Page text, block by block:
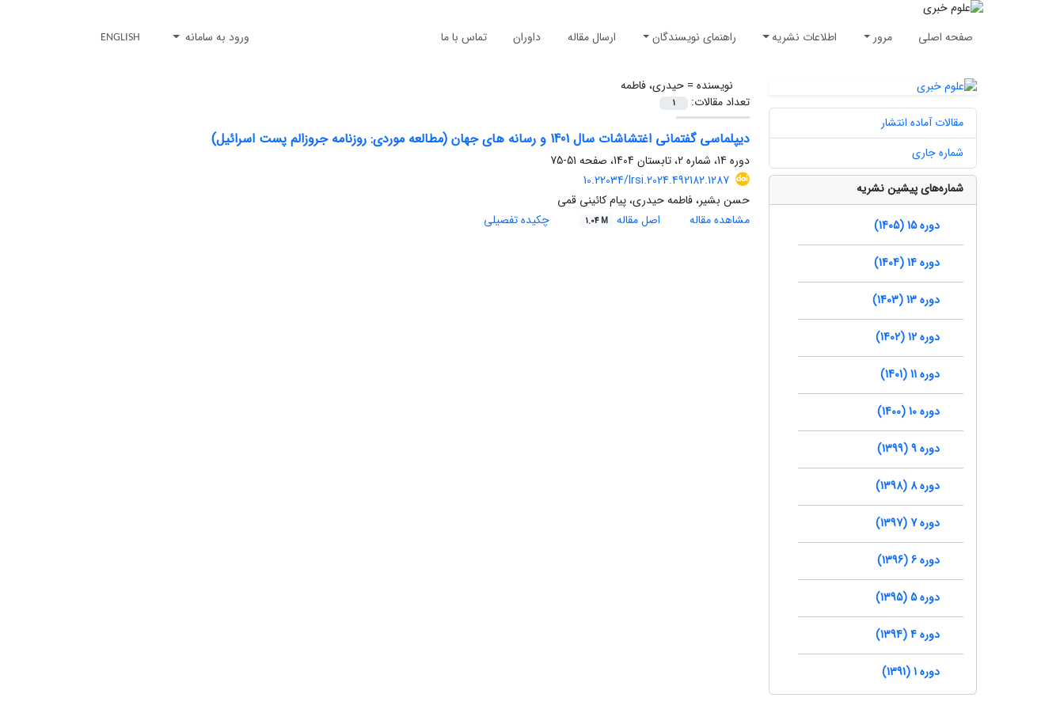
صفحه اصلی مرور اطلاعات نشریه راهنمای نویسندگان ارسال مقاله داوران تماس با ما ورود به سامانه ENGLISH
نویسنده =حیدری، فاطمه
تعداد مقالات:
1
دیپلماسی گفتمانی اغتشاشات سال 1401 و رسانه های جهان (مطالعه موردی: روزنامه جروزالم پست اسرائیل)
دوره 14، شماره 2، تابستان 1404، صفحه
51-75
10.22034/lrsi.2024.492182.1287
حسن بشیر، فاطمه حیدری، پیام کائینی قمی
مشاهده مقاله
اصل مقاله 1.04 M چکیده تفصیلی
مقالات آماده انتشار
شماره جاری
شماره‌های پیشین نشریه
دوره 15 (1405)
دوره 14 (1404)
دوره 13 (1403)
دوره 12 (1402)
دوره 11 (1401)
دوره 10 (1400)
دوره 9 (1399)
دوره 8 (1398)
دوره 7 (1397)
دوره 6 (1396)
دوره 5 (1395)
دوره 4 (1394)
دوره 1 (1391)